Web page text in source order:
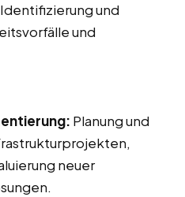
Identifizierung und
und
Planung und
neuer